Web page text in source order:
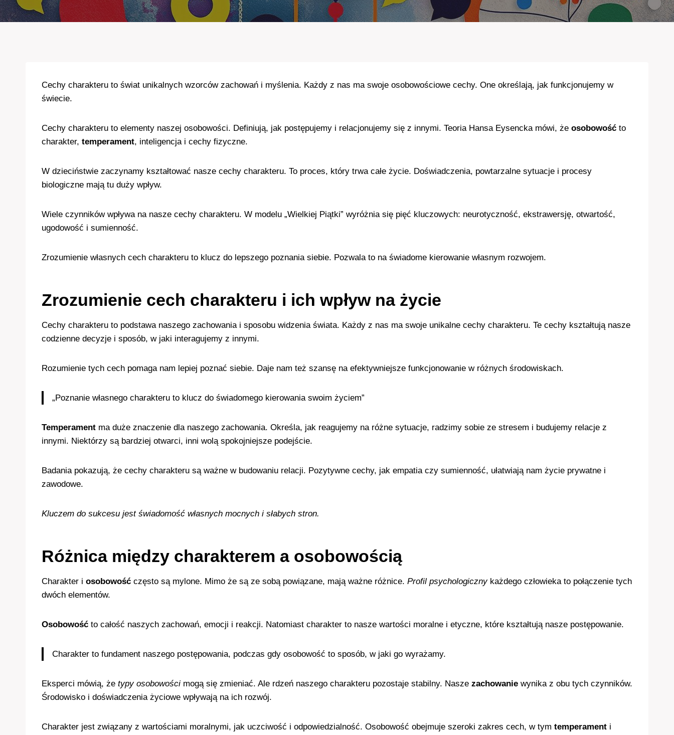
Cechy charakteru to świat unikalnych wzorców zachowań i myślenia. Każdy z nas ma swoje osobowościowe cechy. One określają, jak funkcjonujemy w
świecie.
Cechy charakteru to elementy naszej osobowości. Definiują, jak postępujemy i relacjonujemy się z innymi. Teoria Hansa Eysencka mówi, że osobowość to
charakter, temperament, inteligencja i cechy fizyczne.
W dzieciństwie zaczynamy kształtować nasze cechy charakteru. To proces, który trwa całe życie. Doświadczenia, powtarzalne sytuacje i procesy
biologiczne mają tu duży wpływ.
Wiele czynników wpływa na nasze cechy charakteru. W modelu „Wielkiej Piątki” wyróżnia się pięć kluczowych: neurotyczność, ekstrawersję, otwartość,
ugodowość i sumienność.
Zrozumienie własnych cech charakteru to klucz do lepszego poznania siebie. Pozwala to na świadome kierowanie własnym rozwojem.
Zrozumienie cech charakteru i ich wpływ na życie
Cechy charakteru to podstawa naszego zachowania i sposobu widzenia świata. Każdy z nas ma swoje unikalne cechy charakteru. Te cechy kształtują nasze
codzienne decyzje i sposób, w jaki interagujemy z innymi.
Rozumienie tych cech pomaga nam lepiej poznać siebie. Daje nam też szansę na efektywniejsze funkcjonowanie w różnych środowiskach.
„Poznanie własnego charakteru to klucz do świadomego kierowania swoim życiem”
Temperament ma duże znaczenie dla naszego zachowania. Określa, jak reagujemy na różne sytuacje, radzimy sobie ze stresem i budujemy relacje z
innymi. Niektórzy są bardziej otwarci, inni wolą spokojniejsze podejście.
Badania pokazują, że cechy charakteru są ważne w budowaniu relacji. Pozytywne cechy, jak empatia czy sumienność, ułatwiają nam życie prywatne i
zawodowe.
Kluczem do sukcesu jest świadomość własnych mocnych i słabych stron.
Różnica między charakterem a osobowością
Charakter i osobowość często są mylone. Mimo że są ze sobą powiązane, mają ważne różnice. Profil psychologicznykażdego człowieka to połączenie tych
dwóch elementów.
Osobowość to całość naszych zachowań, emocji i reakcji. Natomiast charakter to nasze wartości moralne i etyczne, które kształtują nasze postępowanie.
Charakter to fundament naszego postępowania, podczas gdy osobowość to sposób, w jaki go wyrażamy.
Eksperci mówią, że typy osobowości mogą się zmieniać. Ale rdzeń naszego charakteru pozostaje stabilny. Nasze zachowanie wynika z obu tych czynników.
Środowisko i doświadczenia życiowe wpływają na ich rozwój.
Charakter jest związany z wartościami moralnymi, jak uczciwość i odpowiedzialność. Osobowość obejmuje szeroki zakres cech, w tym temperament i